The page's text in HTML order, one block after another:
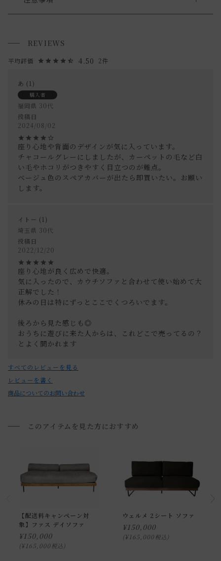
搬入経路によっては、建物入り口や通路のサイズにより、 商
品を設置場所に搬入ができない場合がございます。
詳しくは「
をご覧ください。
送料について
送料について
家具の場合、送料は1台ごとにかかります。
ご注文内容確認後、送料を追加し、ご注文確認メールをお送
り致します。
通常配送について
通常配送の場合、お品物は玄関前での引渡しとなります。
※室内への搬入、設置、商品組み立てサービスは行っており
お届けする建物、および周囲の状況により、お客様に商品の
搬入のお手伝いをお願いさせて頂く場合がございます。
下さい。
開梱設置配送について
梱設置配送」がございます。
し、専用スタッフが商品の組み立てを行います。
開梱設置を選択された場合は代金引換はご利用頂けません。
プルダウンからお住まいの地域の「開梱設置送料」をお選び
配送方法に関しては「 お買い物ガイド(お届けについて)
ご確認下さい。
・本製品は無垢材を使用している商品となり、木目の色に差
があります、ご了承下さい。
《取扱上の注意》
・移動の際はそのまま引きずらないでください。
・湿気や乾燥の激しい場所でお使いにならないで下さい。
反りやクラック（板割れ）が起きやすくなります。
・お使いのPC画面等や光の環境によっては、掲載の画像と実
際の商品とで色の見え方が異なることもございます。ご了承
ください。
REVIEWS
4.50
2
あ 1
購入者
福岡県 30代
投稿日
2024/08/02
座り心地や背面のデザインが気に入っています。
チャコールグレーにしましたが、カーペットの毛など白
い毛やホコリがつきやすく目立つのが難点。
ベージュ色のスペアカバーが出たら即買いたい。お願い
します。
イトー
1
埼玉県 30代
投稿日
2022/12/20
座り心地が良く広めで快適。
気に入ったので、カウチソファと合わせて使い始めて大
正解でした！
休みの日は特にずっとここでくつろいでます。
後ろから見た感じも◎
おうちに遊びに来た人からは、これどこで売ってるの？
とよく聞かれます
すべてのレビューを見る
レビューを書く
商品についてのお問い合わせ
このアイテムを見た方におすすめ
【配送料キャンペーン対
象】ファス デイソファ
¥150,000
¥165,000 税込
ウェルメ 2シート ソファ
¥150,000
¥165,000 税込